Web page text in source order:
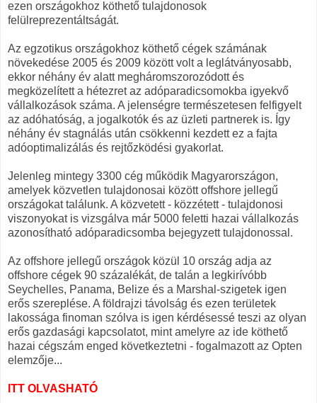
ezen országokhoz köthető tulajdonosok
felülreprezentáltságát.
Az egzotikus országokhoz köthető cégek számának
növekedése 2005 és 2009 között volt a leglátványosabb,
ekkor néhány év alatt megháromszorozódott és
megközelített a hétezret az adóparadicsomokba igyekvő
vállalkozások száma. A jelenségre természetesen felfigyelt
az adóhatóság, a jogalkotók és az üzleti partnerek is. Így
néhány év stagnálás után csökkenni kezdett ez a fajta
adóoptimalizálás és rejtőzködési gyakorlat.
Jelenleg mintegy 3300 cég működik Magyarországon,
amelyek közvetlen tulajdonosai között offshore jellegű
országokat találunk. A közvetett - közzétett - tulajdonosi
viszonyokat is vizsgálva már 5000 feletti hazai vállalkozás
azonosítható adóparadicsomba bejegyzett tulajdonossal.
Az offshore jellegű országok közül 10 ország adja az
offshore cégek 90 százalékát, de talán a legkirívóbb
Seychelles, Panama, Belize és a Marshal-szigetek igen
erős szereplése. A földrajzi távolság és ezen területek
lakossága finoman szólva is igen kérdésessé teszi az olyan
erős gazdasági kapcsolatot, mint amelyre az ide köthető
hazai cégszám enged következtetni - fogalmazott az Opten
elemzője...
ITT OLVASHATÓ